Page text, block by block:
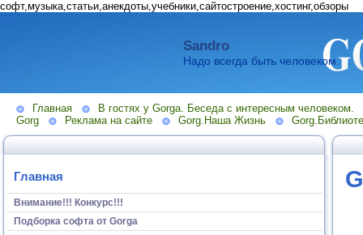
софт,музыка,статьи,анекдоты,учебники,сайтостроение,хостинг,обзоры
Sandro
Надо всегда быть человеком.
Главная
В гостях у Gorga. Беседа с интересным человеком.
Gorg
Реклама на сайте Gorg.Наша Жизнь
Главная
Внимание!!! Конкурс!!!
Подборка софта от Gorga